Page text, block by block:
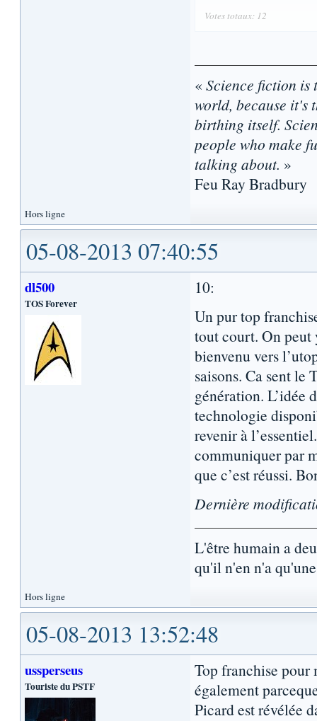
Votes totaux: 12
« Science fiction is
world, because it's
birthing itself.
people who make
talking about. »
Feu Ray Bradbury
Hors ligne
05-08-2013 07:40:55
dl500
TOS Forever
10:
Un pur top
tout court. On peut
bienvenu vers
saisons. Ca sent le
génération. L’idée
technologie
revenir à
communiquer par
que c’est réussi.
Dernière
L'être humain a
qu'il n'en n'a
Hors ligne
05-08-2013 13:52:48
ussperseus
Touriste du PSTF
Top franchise pour
également
Picard est révélée